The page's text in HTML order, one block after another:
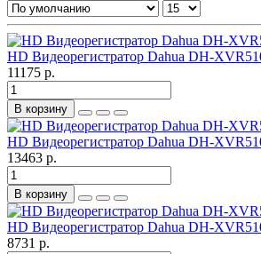
HD Видеорегистратор Dahua DH-
11175 р.
В корзину
HD Видеорегистратор Dahua DH-
13463 р.
В корзину
HD Видеорегистратор Dahua DH-
8731 р.